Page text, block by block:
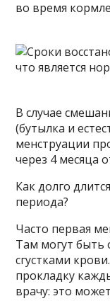
во время
В случае
(бутылка и
менструации
через 4 месяца
Как долго
периода?
Часто первая
Там могут быть
сгустками
прокладку
врачу: это